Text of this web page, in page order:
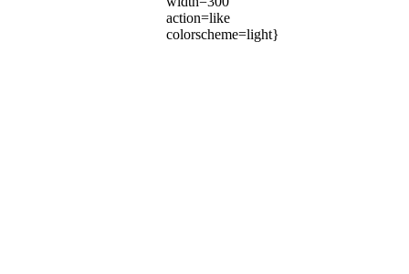
action=like
colorscheme=light}